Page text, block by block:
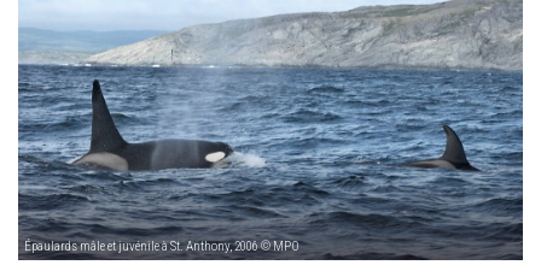
Épaulards mâle et juvénile à St. Anthony, 2006 © MPO